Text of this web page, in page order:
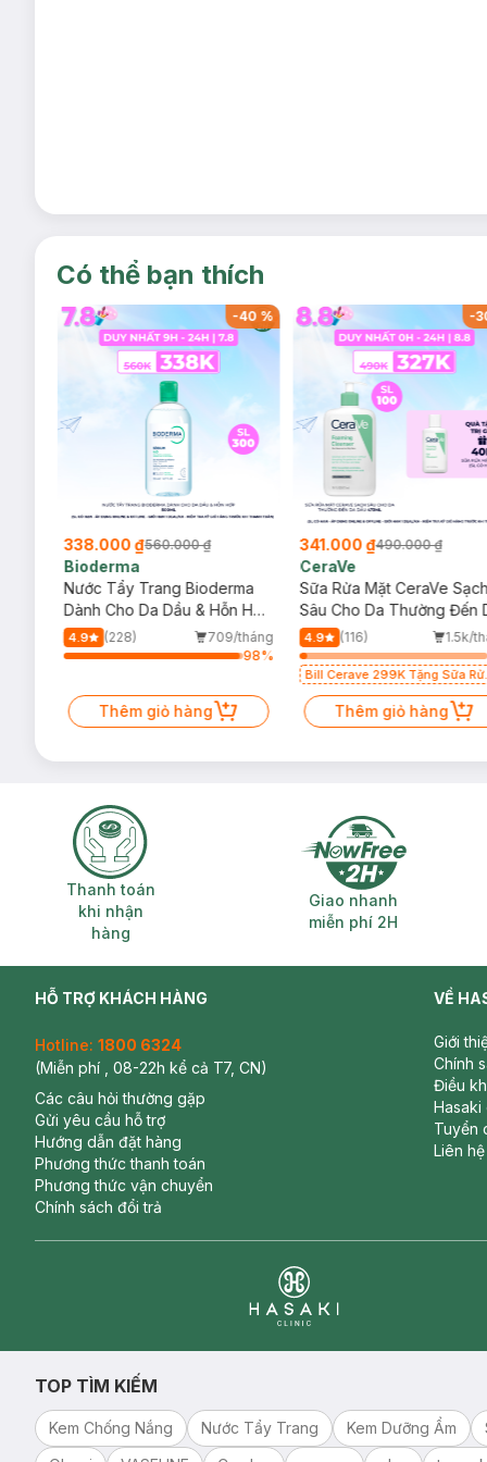
Có thể bạn thích
-40 %
338.000 ₫560.000 ₫
Bioderma
Nước Tẩy Trang Bioderma
Dành Cho Da Dầu & Hỗn Hợp
500ml
4.9 (228)
709/tháng
98%
Thêm giỏ hàng
-
341.000 ₫490.000 ₫
CeraVe
Sữa Rửa Mặt CeraVe
Sâu Cho Da Thường Đến
Dầu 473ml
4.9 (116) 1.5k/
Bill Cerave 299K Tặng Sữa
Thêm giỏ hàng
Thanh toán khi nhận hàng
Thanh toán
khi nhận
hàng
Giao nhanh
Giao nhanh
miễn phí 2H
HỖ TRỢ KHÁCH HÀNG
Hotline: 1800 6324
(Miễn phí , 08-22h kể cả T7, CN)
Các câu hỏi thường gặp
Gửi yêu cầu hỗ trợ
Hướng dẫn đặt hàng
Phương thức thanh toán
Phương thức vận chuyển
Chính sách đổi trả
VỀ
Giới
Chính
Điều
Hasaki
Tuyển
Liên hệ
TOP TÌM KIẾM
Kem Chống Nắng Nước Tẩy Trang Kem Dưỡng Ẩm